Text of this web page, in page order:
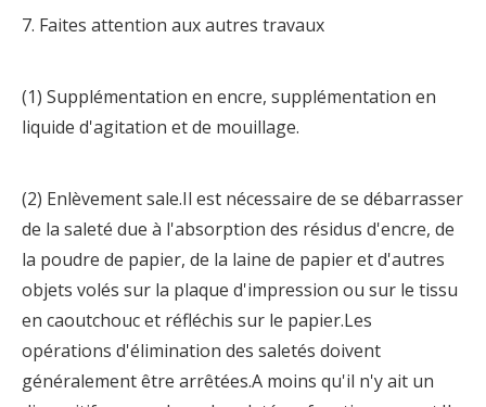
7. Faites attention aux autres travaux
(1) Supplémentation en encre, supplémentation en
liquide d'agitation et de mouillage.
(2) Enlèvement sale.Il est nécessaire de se débarrasser
de la saleté due à l'absorption des résidus d'encre, de
la poudre de papier, de la laine de papier et d'autres
objets volés sur la plaque d'impression ou sur le tissu
en caoutchouc et réfléchis sur le papier.Les
opérations d'élimination des saletés doivent
généralement être arrêtées.A moins qu'il n'y ait un